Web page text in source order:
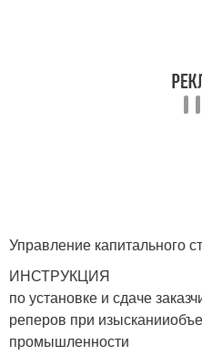
Управление капитального
ИНСТРУКЦИЯ
по установке и сдаче
реперов при
промышленности